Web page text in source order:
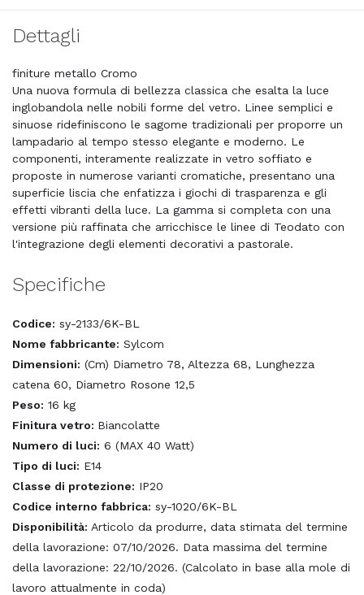
Dettagli
finiture metallo Cromo
Una nuova formula di bellezza classica che esalta la luce
inglobandola nelle nobili forme del vetro. Linee semplici e
sinuose ridefiniscono le sagome tradizionali per proporre un
lampadario al tempo stesso elegante e moderno. Le
componenti, interamente realizzate in vetro soffiato e
proposte in numerose varianti cromatiche, presentano una
superficie liscia che enfatizza i giochi di trasparenza e gli
effetti vibranti della luce. La gamma si completa con una
versione più raffinata che arricchisce le linee di Teodato con
l'integrazione degli elementi decorativi a pastorale.
Specifiche
Codice: sy-2133/6K-BL
Nome fabbricante: Sylcom
Dimensioni: (Cm) Diametro 78, Altezza 68, Lunghezza
catena 60, Diametro Rosone 12,5
Peso: 16 kg
Finitura vetro: Biancolatte
Numero di luci: 6 (MAX 40 Watt)
Tipo di luci: E14
Classe di protezione: IP20
Codice interno fabbrica: sy-1020/6K-BL
Disponibilità: Articolo da produrre, data stimata del termine
della lavorazione: 07/10/2026. Data massima del termine
della lavorazione: 22/10/2026. (Calcolato in base alla mole di
lavoro attualmente in coda)